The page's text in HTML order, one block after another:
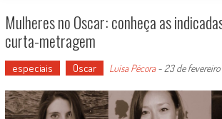
Mulheres no Oscar: conheça as
curta-metragem
especiais Oscar Luísa Pécora- 23 de fevereiro